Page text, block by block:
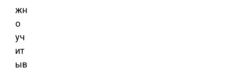
жн
о
уч
ит
ыв